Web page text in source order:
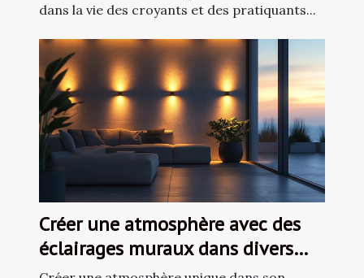
dans la vie des croyants et des pratiquants...
Créer une atmosphère avec des
éclairages muraux dans divers